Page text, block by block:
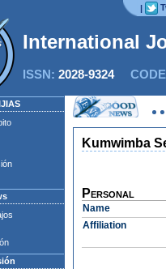
|
International
ISSN: 2028-9324
Kumwimba
Personal
Name
Affiliation